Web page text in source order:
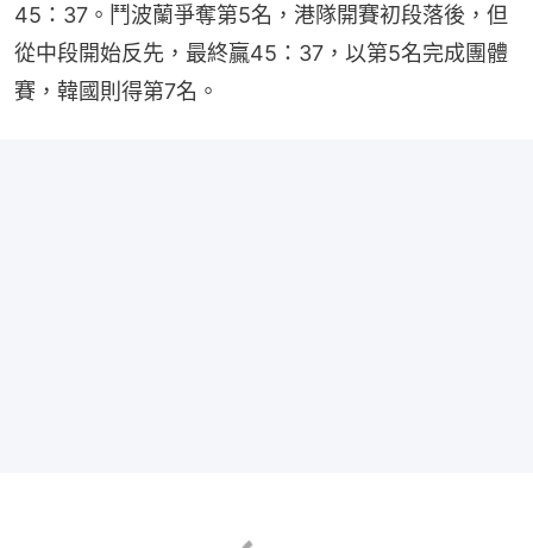
45：37。鬥波蘭爭奪第5名，港隊開賽初段落後，但
從中段開始反先，最終贏45：37，以第5名完成團體
賽，韓國則得第7名。